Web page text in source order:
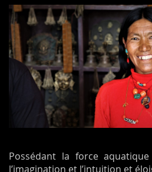
Possédant la force
l’imagination et l’intuition et